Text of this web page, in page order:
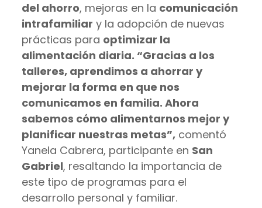
del ahorro, mejoras en la comunicación
intrafamiliar y la adopción de nuevas
prácticas para optimizar la
alimentación diaria. “Gracias a los
talleres, aprendimos a ahorrar y
mejorar la forma en que nos
comunicamos en familia. Ahora
sabemos cómo alimentarnos mejor y
planificar nuestras metas”,comentó
Yanela Cabrera, participante en San
Gabriel, resaltando la importancia de
este tipo de programas para el
desarrollo personal y familiar.